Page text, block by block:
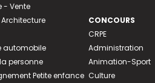
- Vente
automobile
personne
Petite enfance
CONCOURS
CRPE
Administration
Animation-Sport
Culture